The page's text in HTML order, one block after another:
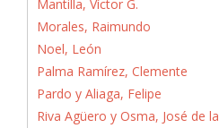
Mantilla, Víctor G.
Morales, Raimundo
Noel, León
Palma Ramírez, Clemente
Pardo y Aliaga, Felipe
Riva Agüero y Osma, José de la